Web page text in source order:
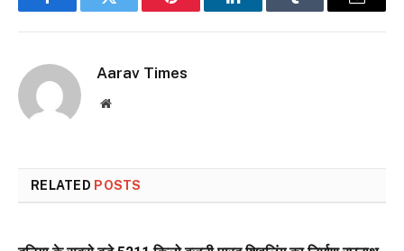
FacebookTwitter Pinterest LinkedInTumblr Email
Aarav Times
Website
RELATED POSTS